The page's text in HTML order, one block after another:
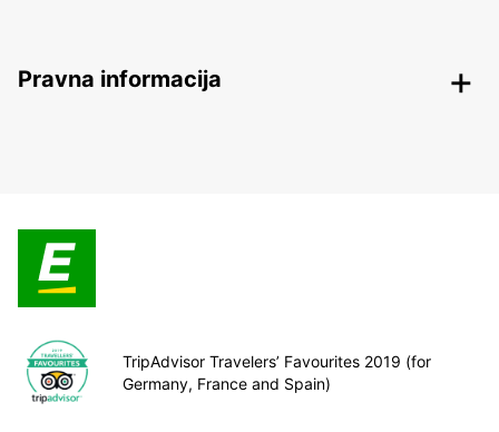
Pravna informacija
TripAdvisor Travelers’ Favourites 2019 (for
Germany, France and Spain)